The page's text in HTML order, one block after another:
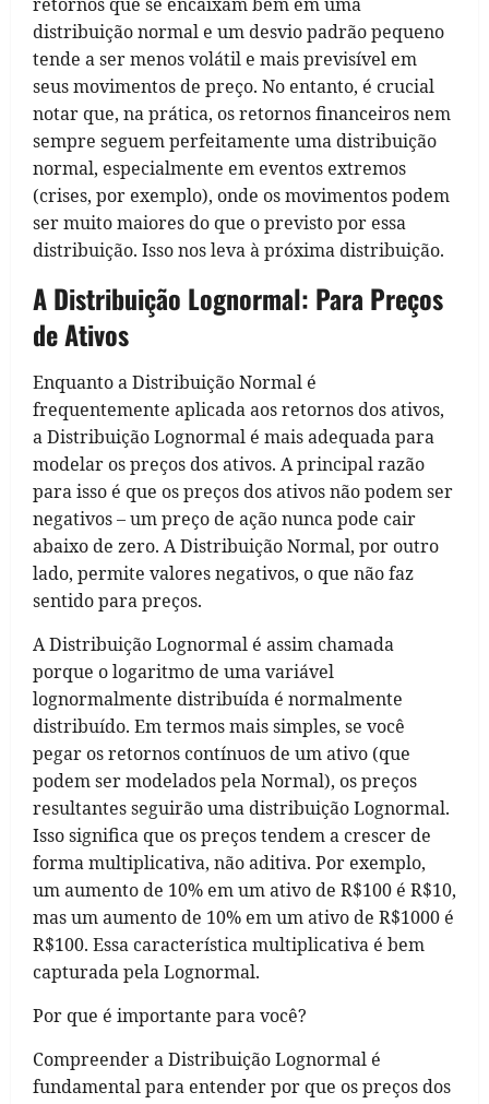
distribuição normal e um desvio padrão pequeno
tende a ser menos volátil e mais previsível em
seus movimentos de preço. No entanto, é crucial
notar que, na prática, os retornos financeiros nem
sempre seguem perfeitamente uma distribuição
normal, especialmente em eventos extremos
(crises, por exemplo), onde os movimentos podem
ser muito maiores do que o previsto por essa
distribuição. Isso nos leva à próxima distribuição.
A Distribuição Lognormal: Para Preços
de Ativos
Enquanto a Distribuição Normal é
frequentemente aplicada aos retornos dos ativos,
a Distribuição Lognormal é mais adequada para
modelar os preços dos ativos. A principal razão
para isso é que os preços dos ativos não podem ser
negativos – um preço de ação nunca pode cair
abaixo de zero. A Distribuição Normal, por outro
lado, permite valores negativos, o que não faz
sentido para preços.
A Distribuição Lognormal é assim chamada
porque o logaritmo de uma variável
lognormalmente distribuída é normalmente
distribuído. Em termos mais simples, se você
pegar os retornos contínuos de um ativo (que
podem ser modelados pela Normal), os preços
resultantes seguirão uma distribuição Lognormal.
Isso significa que os preços tendem a crescer de
forma multiplicativa, não aditiva. Por exemplo,
um aumento de 10% em um ativo de R$100 é R$10,
mas um aumento de 10% em um ativo de R$1000 é
R$100. Essa característica multiplicativa é bem
capturada pela Lognormal.
Por que é importante para você?
Compreender a Distribuição Lognormal é
fundamental para entender por que os preços dos